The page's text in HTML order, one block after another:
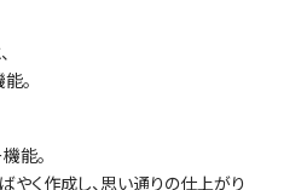
。
能。
やく作成し、思い通りの仕上がり